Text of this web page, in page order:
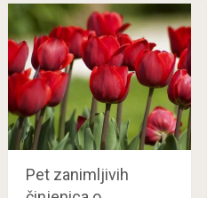
Pet zanimljivih